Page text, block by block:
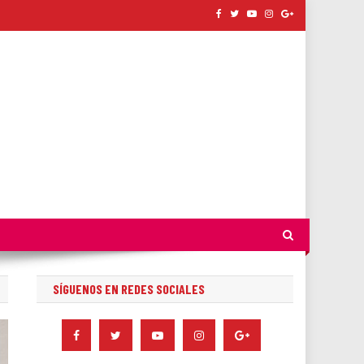
SÍGUENOS EN REDES SOCIALES